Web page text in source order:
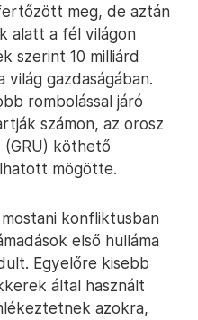
meg, de aztán
alatt a fél világon
szerint 10 milliárd
gazdaságában.
rombolással járó
számon, az orosz
(GRU) köthető
mögötte.
konfliktusban
első hulláma
Egyelőre kisebb
által használt
azokra,